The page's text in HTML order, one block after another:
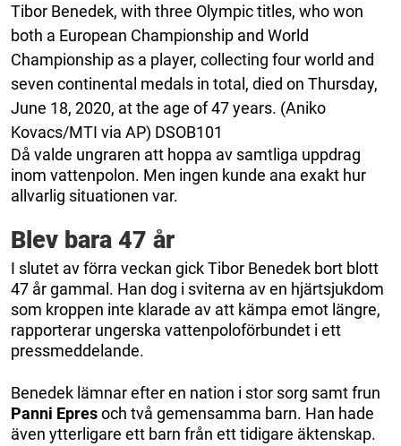
Tibor Benedek, with three Olympic titles, who won
both a European Championship and World
Championship as a player, collecting four world and
seven continental medals in total, died on Thursday,
June 18, 2020, at the age of 47 years. (Aniko
Kovacs/MTI via AP) DSOB101
Då valde ungraren att hoppa av samtliga uppdrag
inom vattenpolon. Men ingen kunde ana exakt hur
allvarlig situationen var.
Blev bara 47 år
I slutet av förra veckan gick Tibor Benedek bort blott
47 år gammal. Han dog i sviterna av en hjärtsjukdom
som kroppen inte klarade av att kämpa emot längre,
rapporterar ungerska vattenpoloförbundet i ett
pressmeddelande.
Benedek lämnar efter en nation i stor sorg samt frun
Panni Epresoch två gemensamma barn. Han hade
även ytterligare ett barn från ett tidigare äktenskap.